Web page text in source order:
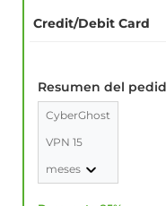
Credit/Debit Card
Resumen del
CyberGhost
VPN 15
meses